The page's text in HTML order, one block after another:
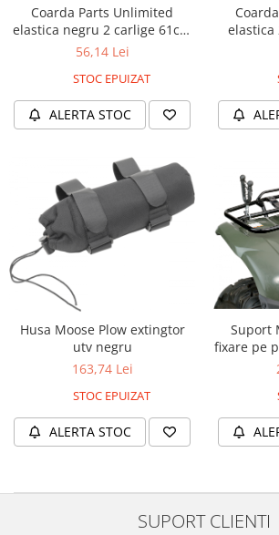
Coarda Parts Unlimited
elastica negru 2 carlige 61cm
24 inch
56,14 Lei
STOC EPUIZAT
ALERTA STOC
elastica
Husa Moose Plow extingtor
utv negru
163,74 Lei
STOC EPUIZAT
ALERTA STOC
Suport
fixare pe
SUPORT CLIENTI